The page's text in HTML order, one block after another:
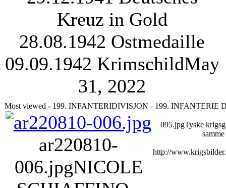
Kreuz in Gold
28.08.1942 Ostmedaille
09.09.1942 KrimschildMay
31, 2022
Most viewed - 199. INFANTERIDIVISJON - 199.
ar220810-
006.jpgNICOLE
095.jpgTyske
http://